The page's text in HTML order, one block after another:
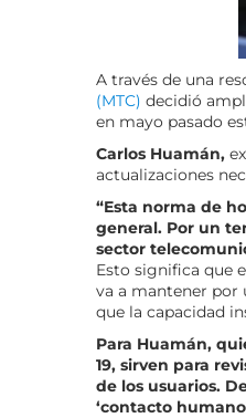
A través de una
(MTC) decidió
en mayo pasado
Carlos Huamán,
actualizaciones
“Esta norma de
general. Por un
sector
Esto significa que
va a mantener por
que la capacidad
Para Huamán,
19, sirven para
de los usuarios.
‘contacto